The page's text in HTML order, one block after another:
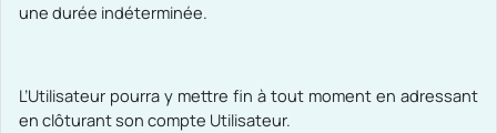
une durée indéterminée.
L’Utilisateur pourra y mettre fin à tout moment en adressant
en clôturant son compte Utilisateur.